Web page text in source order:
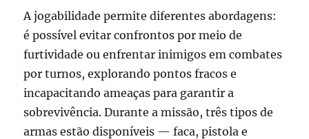
A jogabilidade permite diferentes abordagens:
é possível evitar confrontos por meio de
furtividade ou enfrentar inimigos em combates
por turnos, explorando pontos fracos e
incapacitando ameaças para garantir a
sobrevivência. Durante a missão, três tipos de
armas estão disponíveis — faca, pistola e